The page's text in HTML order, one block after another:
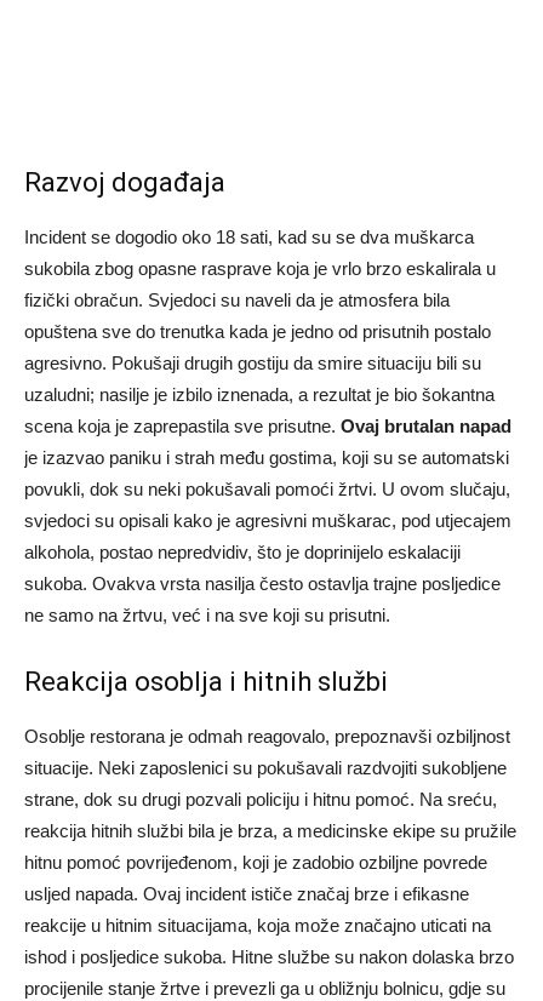
Razvoj događaja
Incident se dogodio oko 18 sati, kad su se dva muškarca
sukobila zbog opasne rasprave koja je vrlo brzo eskalirala u
fizički obračun. Svjedoci su naveli da je atmosfera bila
opuštena sve do trenutka kada je jedno od prisutnih postalo
agresivno. Pokušaji drugih gostiju da smire situaciju bili su
uzaludni; nasilje je izbilo iznenada, a rezultat je bio šokantna
scena koja je zaprepastila sve prisutne. Ovaj brutalan napad
je izazvao paniku i strah među gostima, koji su se automatski
povukli, dok su neki pokušavali pomoći žrtvi. U ovom slučaju,
svjedoci su opisali kako je agresivni muškarac, pod utjecajem
alkohola, postao nepredvidiv, što je doprinijelo eskalaciji
sukoba. Ovakva vrsta nasilja često ostavlja trajne posljedice
ne samo na žrtvu, već i na sve koji su prisutni.
Reakcija osoblja i hitnih službi
Osoblje restorana je odmah reagovalo, prepoznavši ozbiljnost
situacije. Neki zaposlenici su pokušavali razdvojiti sukobljene
strane, dok su drugi pozvali policiju i hitnu pomoć. Na sreću,
reakcija hitnih službi bila je brza, a medicinske ekipe su pružile
hitnu pomoć povrijeđenom, koji je zadobio ozbiljne povrede
usljed napada. Ovaj incident ističe značaj brze i efikasne
reakcije u hitnim situacijama, koja može značajno uticati na
ishod i posljedice sukoba. Hitne službe su nakon dolaska brzo
procijenile stanje žrtve i prevezli ga u obližnju bolnicu, gdje su